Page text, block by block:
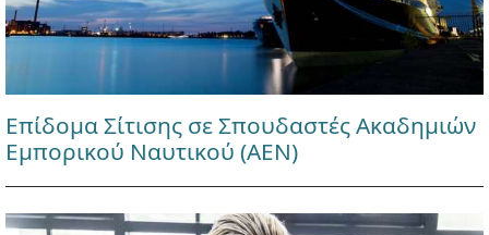
Επίδομα Σίτισης σε Σπουδαστές Ακαδημιών
Εμπορικού Ναυτικού (ΑΕΝ)